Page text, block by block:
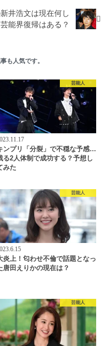
井浩文は現在何し
能界復帰はある？
も人気です。
芸能人
ンプリ「分裂」で不穏な予感…
る2人体制で成功する？予想し
みた
芸能人
炎上！匂わせ不倫で話題となっ
唐田えりかの現在は？
芸能人